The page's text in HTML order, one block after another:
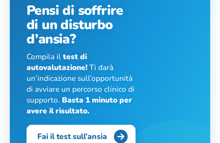
Pensi di soffrire
di un disturbo
d’ansia?
Compila iltest di
autovalutazione!Ti darà
un’indicazione sull’opportunità
di avviare un percorso clinico di
supporto. Basta 1 minuto per
avere il risultato.
Fai il test sull’ansia